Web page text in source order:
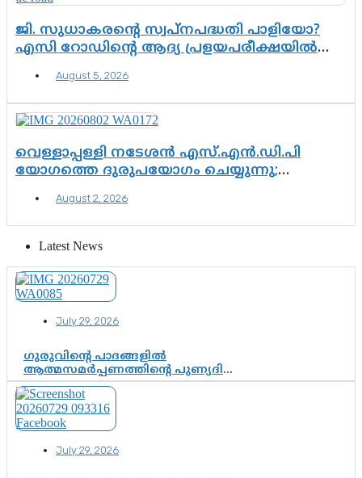
ജി. സുധാകരന്റെ സ്വപ്നപദ്ധതി പാളിയോ?
എസി റോഡിന്റെ ആദ്യ പ്രളയപരീക്ഷയിൽ
August 5, 2026
വെള്ളാപ്പള്ളി നടേശൻ എസ്.എൻ.ഡി.പി
യോഗത്തെ ദുരുപയോഗം ചെയ്യുന്നു;
വിഷവിത്ത്: ഗോകുലം ഗോപാലൻ
August 2, 2026
Latest News
July 29, 2026
ഗുരുവിന്റെ പാദങ്ങളിൽ
ആത്മസമർപ്പണത്തിന്റെ പുണ്യദിനം;
മാതാ അമൃതാനന്ദമയി മഠത്തിൽ
ഭക്തിസാന്ദ്രമായി ഗുരുപൂർണിമ
ആഘോഷം
July 29, 2026